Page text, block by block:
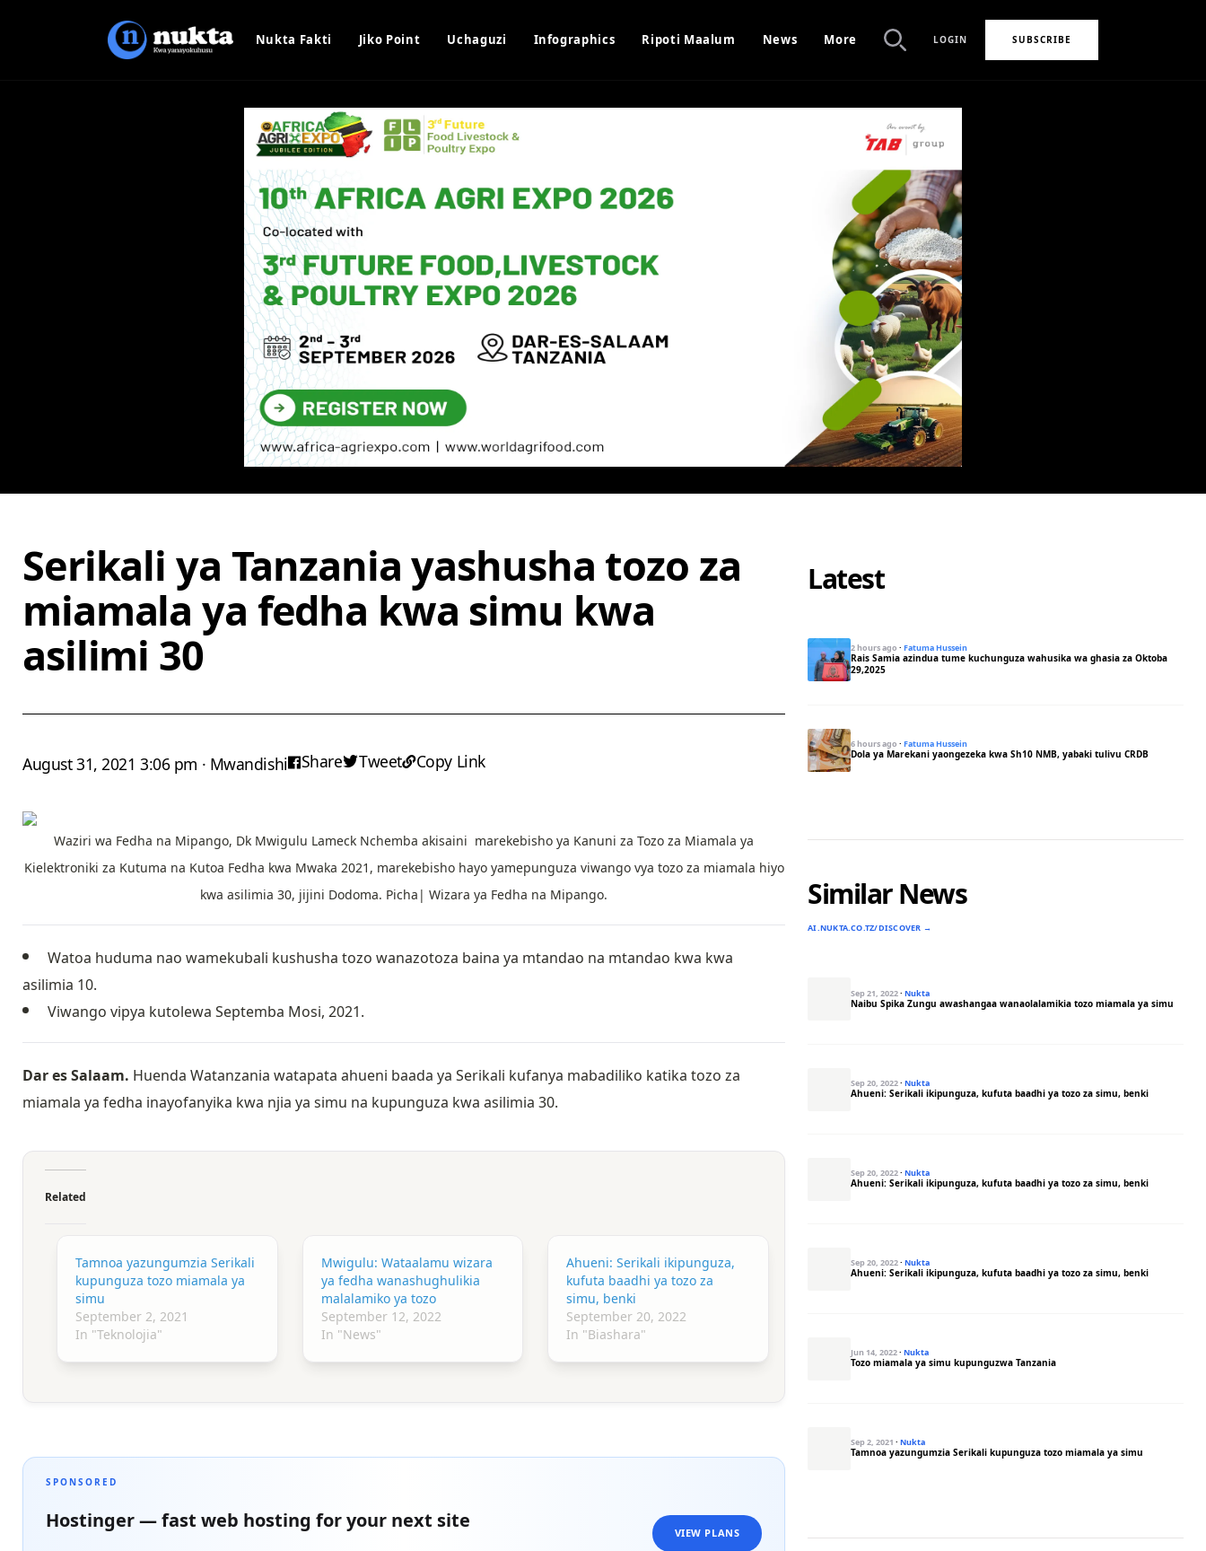
Nukta Fakti Jiko Point Uchaguzi Infographics Ripoti Maalum News More LOGIN SUBSCRIBE
Serikali ya Tanzania yashusha tozo za
miamala ya fedha kwa simu kwa
asilimi 30
August 31, 2021 3:06 pm · Mwandishi Share Tweet Copy Link
Waziri wa Fedha na Mipango, Dk Mwigulu Lameck Nchemba akisaini marekebisho ya Kanuni za Tozo za Miamala ya
Kielektroniki za Kutuma na Kutoa Fedha kwa Mwaka 2021, marekebisho hayo yamepunguza viwango vya tozo za miamala hiyo
kwa asilimia 30, jijini Dodoma. Picha| Wizara ya Fedha na Mipango.
Watoa huduma nao wamekubali kushusha tozo wanazotoza baina ya mtandao na mtandao kwa kwa
asilimia 10.
Viwango vipya kutolewa Septemba Mosi, 2021.
Dar es Salaam. Huenda Watanzania watapata ahueni baada ya Serikali kufanya mabadiliko katika tozo za
miamala ya fedha inayofanyika kwa njia ya simu na kupunguza kwa asilimia 30.
Related
Tamnoa yazungumzia Serikali
kupunguza tozo miamala ya
simu
September 2, 2021
In "Teknolojia"
Mwigulu: Wataalamu wizara
ya fedha wanashughulikia
malalamiko ya tozo
September 12, 2022
In "News"
Ahueni: Serikali ikipunguza,
kufuta baadhi ya tozo za
simu, benki
September 20, 2022
In "Biashara"
SPONSORED
Hostinger — fast web hosting for your next site
VIEW PLANS
Latest
2 hours ago ·Fatuma Hussein
Rais Samia azindua tume kuchunguza wahusika wa ghasia za Oktoba
29,2025
6 hours ago ·Fatuma Hussein
Dola ya Marekani yaongezeka kwa Sh10 NMB, yabaki tulivu CRDB
Similar News
AI.NUKTA.CO.TZ/DISCOVER →
Sep 21, 2022·Nukta
Naibu Spika Zungu awashangaa wanaolalamikia tozo miamala ya simu
Sep 20, 2022·Nukta
Ahueni: Serikali ikipunguza, kufuta baadhi ya tozo za simu, benki
Sep 20, 2022·Nukta
Ahueni: Serikali ikipunguza, kufuta baadhi ya tozo za simu, benki
Sep 20, 2022·Nukta
Ahueni: Serikali ikipunguza, kufuta baadhi ya tozo za simu, benki
Jun 14, 2022·Nukta
Tozo miamala ya simu kupunguzwa Tanzania
Sep 2, 2021·Nukta
Tamnoa yazungumzia Serikali kupunguza tozo miamala ya simu